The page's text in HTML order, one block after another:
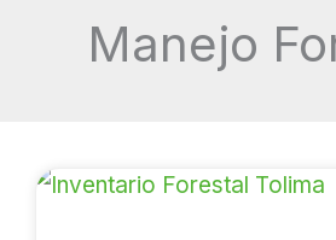
Manejo
Inventario